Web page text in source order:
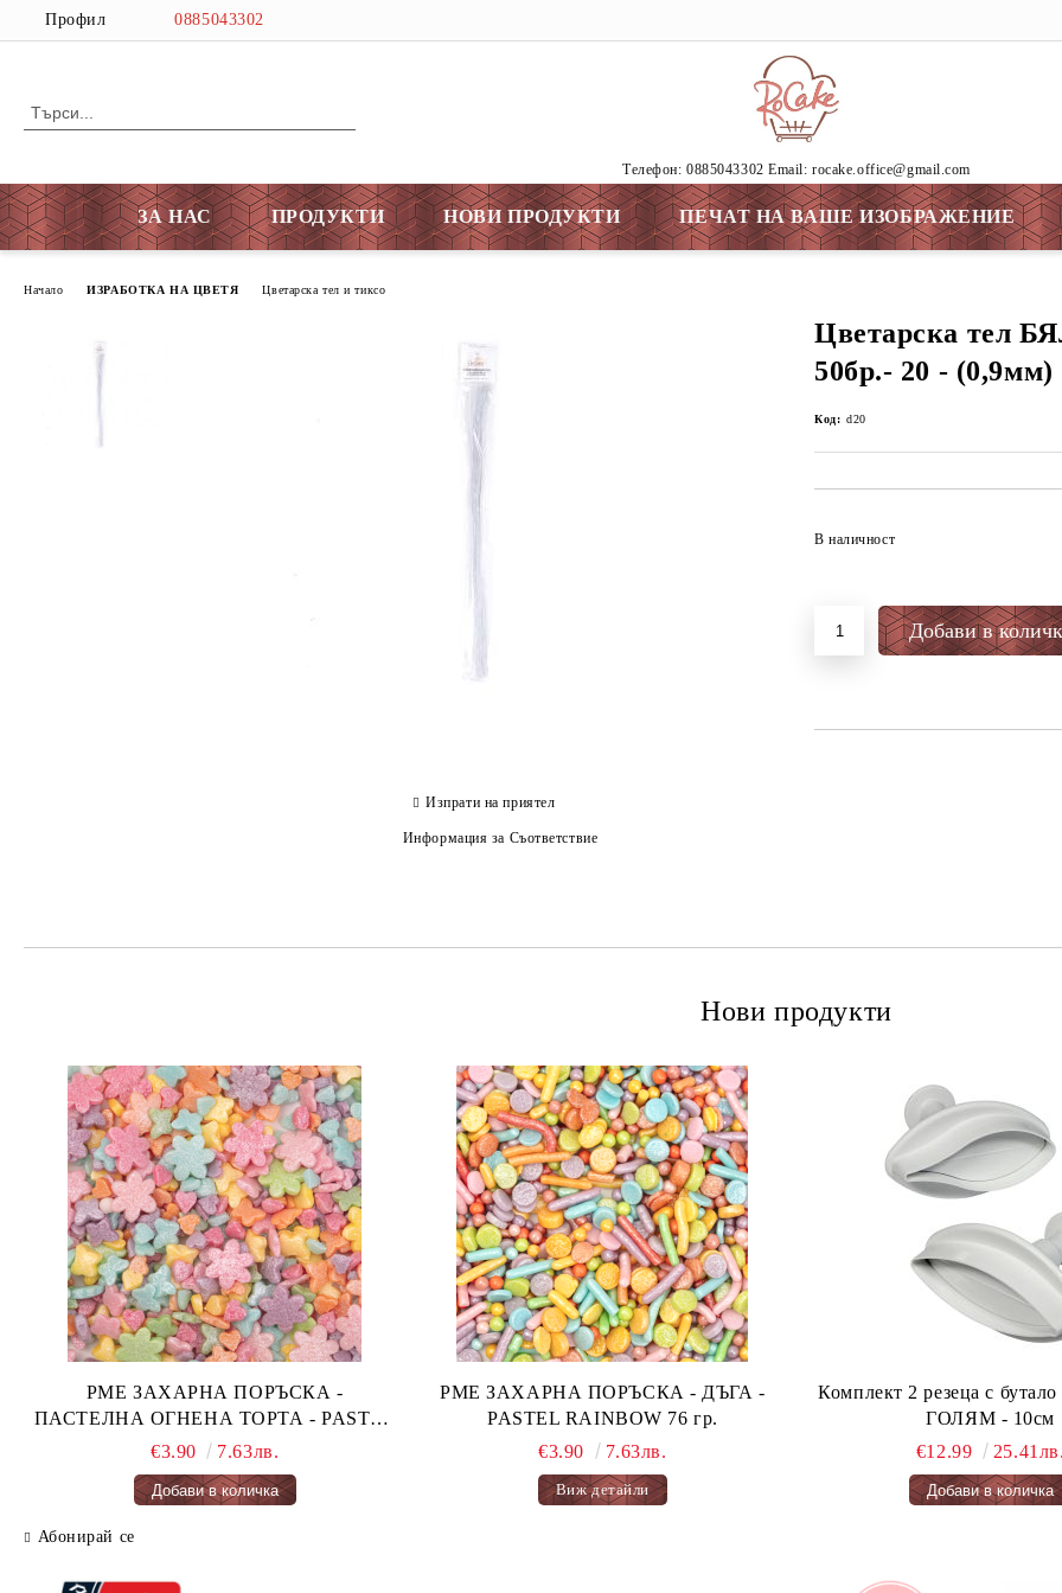
Профил 0885043302
Tелефон: 0885043302 Email: rocake.office@gmail.com
ЗА НАС ПРОДУКТИ НОВИ ПРОДУКТИ ПЕЧАТ НА ВАШЕ ИЗОБРАЖЕНИЕ
Начало ИЗРАБОТКА НА ЦВЕТЯ Цветарска тел и тиксо
Цветарска тел
50бр.- 20 - (0,9мм)
Код: d20
В наличност
Изпрати на приятел
Информация за Съответствие
Нови продукти
PME ЗАХАРНА ПОРЪСКА -
ПАСТЕЛНА ОГНЕНА ТОРТА - PASTEL
FAIRY CAKES 66 гр.
€3.90 7.63лв.
PME ЗАХАРНА ПОРЪСКА - ДЪГА -
PASTEL RAINBOW 76 гр.
€3.90
7.63лв.
Виж детайли
Комплект 2 резеца с
ГОЛЯМ - 10см
€12.99
25.41лв.
Абонирай се